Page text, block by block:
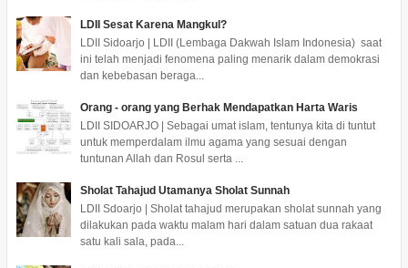
LDII Sesat Karena Mangkul?
LDII Sidoarjo | LDII (Lembaga Dakwah Islam Indonesia) saat
ini telah menjadi fenomena paling menarik dalam demokrasi
dan kebebasan beraga...
Orang - orang yang Berhak Mendapatkan Harta Waris
LDII SIDOARJO | Sebagai umat islam, tentunya kita di tuntut
untuk memperdalam ilmu agama yang sesuai dengan
tuntunan Allah dan Rosul serta ...
Sholat Tahajud Utamanya Sholat Sunnah
LDII Sdoarjo | Sholat tahajud merupakan sholat sunnah yang
dilakukan pada waktu malam hari dalam satuan dua rakaat
satu kali sala, pada...